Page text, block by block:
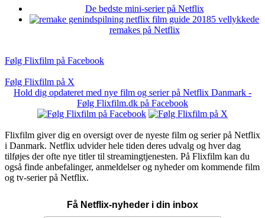
De bedste mini-serier på Netflix
5 vellykkede
remakes på Netflix
Følg Flixfilm på Facebook
Følg Flixfilm på X
Hold dig opdateret med nye film og serier på Netflix Danmark -
Følg Flixfilm.dk på Facebook
Flixfilm giver dig en oversigt over de nyeste film og serier på Netflix
i Danmark. Netflix udvider hele tiden deres udvalg og hver dag
tilføjes der ofte nye titler til streamingtjenesten. På Flixfilm kan du
også finde anbefalinger, anmeldelser og nyheder om kommende film
og tv-serier på Netflix.
Få Netflix-nyheder i din inbox